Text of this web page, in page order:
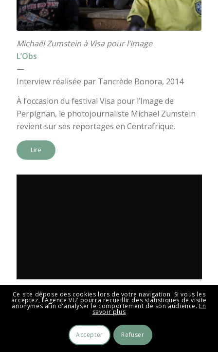
Michaël Zumstein à Visa pour l’Image
L’Obs
—
Interview réalisée par Tancrède Bonora, 2014
À l’occasion du festival Visa pour l’Image de
Perpignan, le photojournaliste Michaël Zumstein
revient sur ses reportages en Centrafrique.
Lire
Centrafrique de terreur et de larmes
France 3 Occitanie
Ce site dépose des cookies lors de votre navigation. Si vous les
acceptez, l’Agence VU’ pourra recueillir des statistiques de visite
anonymes afin d'analyser le comportement de son audience.En
savoir plus
Accepter Refuser